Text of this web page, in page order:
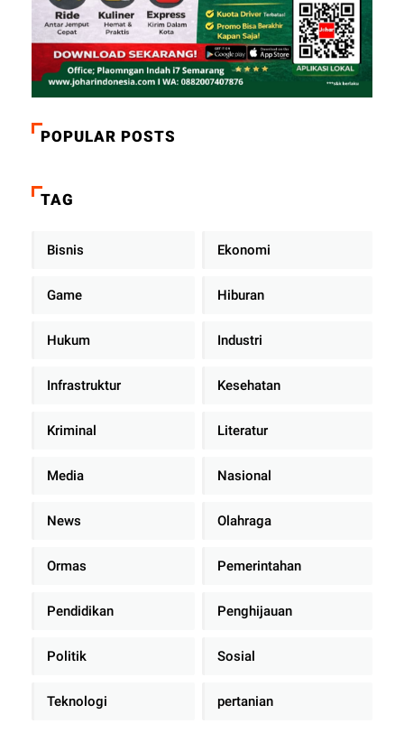
POPULAR POSTS
TAG
Bisnis Ekonomi
Game Hiburan
Hukum Industri
Infrastruktur Kesehatan
Kriminal Literatur
Media Nasional
News Olahraga
Ormas Pemerintahan
Pendidikan Penghijauan
Politik Sosial
Teknologi pertanian